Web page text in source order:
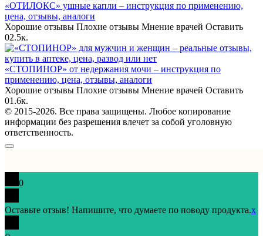
«ОТИЛОКС» ушные капли – инструкция по применению,
цена, отзывы, аналоги
Хорошие отзывы Плохие отзывы Мнение врачей Оставить
02.5к.
«СТОПИНОР» от недержания мочи – инструкция по
применению, цена, отзывы, аналоги
Хорошие отзывы Плохие отзывы Мнение врачей Оставить
01.6к.
© 2015-2026. Все права защищены. Любое копирование
информации без разрешения влечет за собой уголовную
ответственность.
0
Оставьте отзыв! Напишите, что думаете по поводу продукта.x